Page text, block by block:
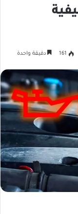
161 دقيقة واحدة